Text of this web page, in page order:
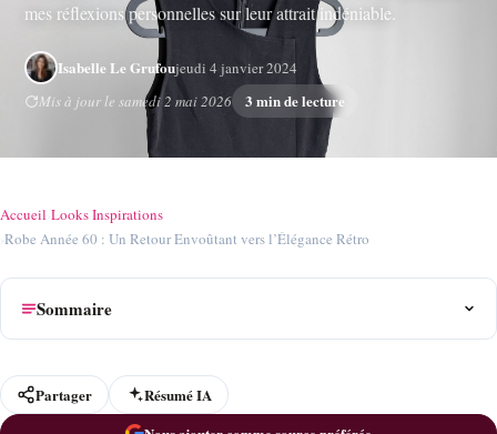
mes réflexions personnelles sur leur attrait indéniable.
Isabelle Le Grufoujeudi 4 janvier 2024
Mis à jour le samedi 2 mai 2026
3 min de lecture
Accueil›Looks Inspirations
›Robe Année 60 : Un Retour Envoûtant vers l’Élégance Rétro
Sommaire
Partager
Résumé IA